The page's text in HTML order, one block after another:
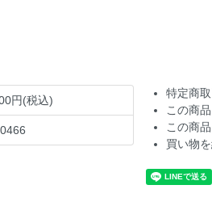
円(税込)
特定商
この商
この商
買い物